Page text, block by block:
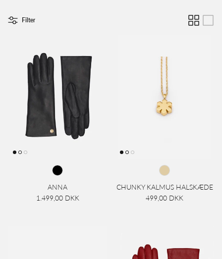
Filter
ANNA
1.499,00 DKK
CHUNKY KALMUS HALSKÆDE
499,00 DKK